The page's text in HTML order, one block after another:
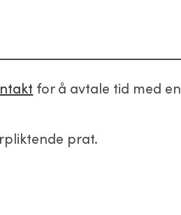
for å avtale tid med en
prat.